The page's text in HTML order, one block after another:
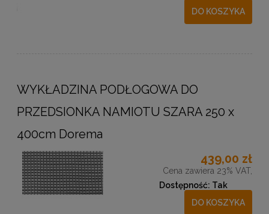
DO KOSZYKA
WYKŁADZINA PODŁOGOWA DO
PRZEDSIONKA NAMIOTU SZARA 250 x
400cm Dorema
439,00 zł
Cena zawiera 23% VAT,
Dostępność: Tak
DO KOSZYKA